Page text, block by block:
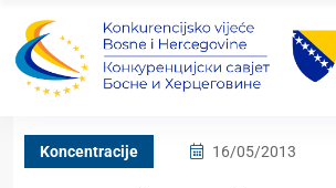
Koncentracije 16/05/2013